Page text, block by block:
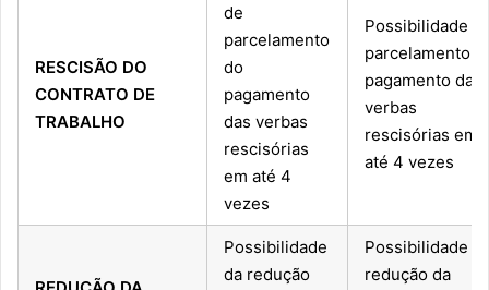
RESCISÃO DO
CONTRATO DE
TRABALHO
de
parcelamento
do
pagamento
das verbas
rescisórias
em até 4
vezes
Possibilidade
parcelamento
pagamento das
verbas
rescisórias em
até 4 vezes
Possibilidade
da redução
Possibilidade
redução da